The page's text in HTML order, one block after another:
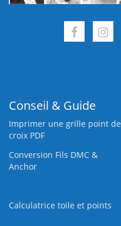
Conseil & Guide
Imprimer une grille point de
croix PDF
Conversion Fils DMC &
Anchor
Calculatrice toile et points